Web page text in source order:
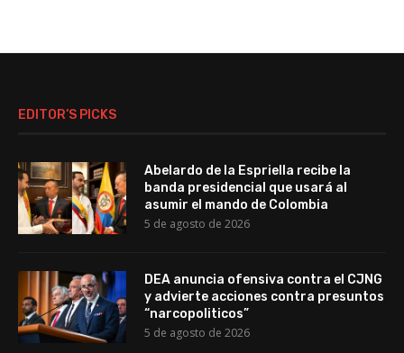
EDITOR’S PICKS
Abelardo de la Espriella recibe la
banda presidencial que usará al
asumir el mando de Colombia
5 de agosto de 2026
DEA anuncia ofensiva contra el CJNG
y advierte acciones contra presuntos
“narcopoliticos”
5 de agosto de 2026